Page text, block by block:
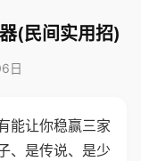
(民间实用招)
日
能让你稳赢三家
、是传说、是少